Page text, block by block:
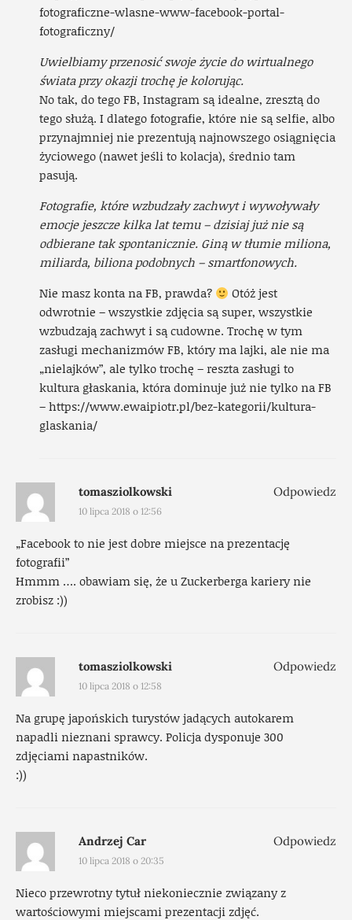
fotograficzne-wlasne-www-facebook-portal-
fotograficzny/
Uwielbiamy przenosić swoje życie do wirtualnego
świata przy okazji trochę je kolorując.
No tak, do tego FB, Instagram są idealne, zresztą do
tego służą. I dlatego fotografie, które nie są selfie, albo
przynajmniej nie prezentują najnowszego osiągnięcia
życiowego (nawet jeśli to kolacja), średnio tam
pasują.
Fotografie, które wzbudzały zachwyt i wywoływały
emocje jeszcze kilka lat temu – dzisiaj już nie są
odbierane tak spontanicznie. Giną w tłumie miliona,
miliarda, biliona podobnych – smartfonowych.
Nie masz konta na FB, prawda?
Otóż jest
odwrotnie – wszystkie zdjęcia są super, wszystkie
wzbudzają zachwyt i są cudowne. Trochę w tym
zasługi mechanizmów FB, który ma lajki, ale nie ma
„nielajków”, ale tylko trochę – reszta zasługi to
kultura głaskania, która dominuje już nie tylko na FB
–https://www.ewaipiotr.pl/bez-kategorii/kultura-
glaskania/
tomasziolkowski
10 lipca 2018 o 12:56
„Facebook to nie jest dobre miejsce na prezentację
fotografii”
Hmmm …. obawiam się, że u Zuckerberga kariery nie
zrobisz :))
Odpowiedz
tomasziolkowski
10 lipca 2018 o 12:58
Na grupę japońskich turystów jadących autokarem
napadli nieznani sprawcy. Policja dysponuje 300
zdjęciami napastników.
:))
Odpowiedz
Andrzej Car
10 lipca 2018 o 20:35
Nieco przewrotny tytuł niekoniecznie związany z
wartościowymi miejscami prezentacji zdjęć.
Odpowiedz